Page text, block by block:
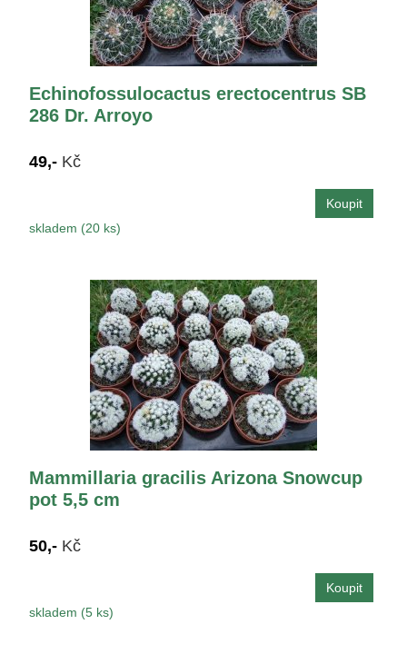
Echinofossulocactus erectocentrus SB
286 Dr. Arroyo
49,- Kč
skladem (20 ks)
Mammillaria gracilis Arizona Snowcup
pot 5,5 cm
50,- Kč
skladem (5 ks)